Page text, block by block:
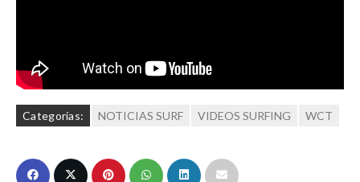
Categorías: NOTICIAS SURF VIDEOS SURFING WCT